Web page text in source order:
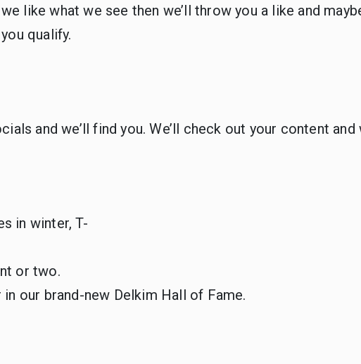
like what we see then we’ll throw you a like and
qualify.
and we’ll find you. We’ll check out your content
in winter, T-
or two.
our brand-new Delkim Hall of Fame.